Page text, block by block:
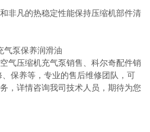
凡的热稳定性能保持压缩机部件清
泵保养润滑油
气压缩机充气泵销售、科尔奇配件销
保养等，专业的售后维修团队，可
，详情咨询我司技术人员，期待为您